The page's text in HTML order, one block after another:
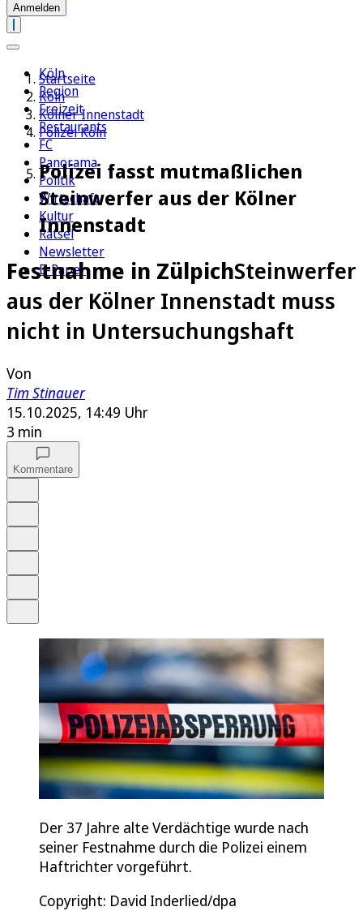
Anmelden
Köln
Region
Freizeit
Restaurants
FC
Panorama
Politik
Wirtschaft
Kultur
Rätsel
Newsletter
E-Paper
Startseite
Köln
Kölner Innenstadt
Polizei Köln
Polizei fasst mutmaßlichen
Steinwerfer aus der Kölner
Innenstadt
Festnahme in ZülpichSteinwerfer
aus der Kölner Innenstadt muss
nicht in Untersuchungshaft
Von
Tim Stinauer
15.10.2025, 14:49 Uhr
3 min
Kommentare
Der 37 Jahre alte Verdächtige wurde nach
seiner Festnahme durch die Polizei einem
Haftrichter vorgeführt.
Copyright: David Inderlied/dpa